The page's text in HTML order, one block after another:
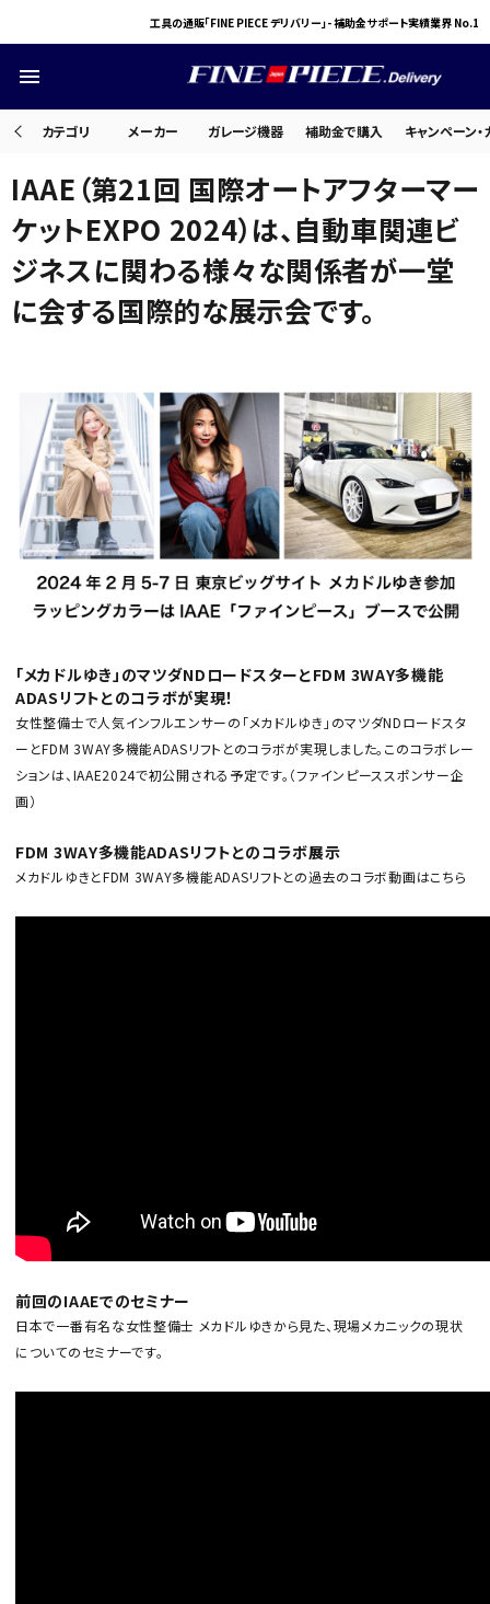
工具の通販「FINE PIECE デリバリー」- 補助金サポート実績業界 No.1
menu
カテゴリ メーカー ガレージ機器 補助金で購入 キャンペーン
ACCOUNT MENU
ようこそ ゲスト 様
カテゴリから選ぶ
メーカーから選ぶ
ガレージ機器
補助金で購入
IAAE（第21回 国際オートアフターマー
ケットEXPO 2024）は、自動車関連ビ
ジネスに関わる様々な関係者が一堂
に会する国際的な展示会です。
「メカドルゆき」のマツダNDロードスターとFDM 3WAY多機能
ADASリフトとのコラボが実現！
女性整備士で人気インフルエンサーの「メカドルゆき」のマツダNDロードスタ
ーとFDM 3WAY多機能ADASリフトとのコラボが実現しました。このコラボレー
ションは、IAAE2024で初公開される予定です。（ファインピーススポンサー企
画）
FDM 3WAY多機能ADASリフトとのコラボ展示
メカドルゆきとFDM 3WAY多機能ADASリフトとの過去のコラボ動画はこちら
前回のIAAEでのセミナー
日本で一番有名な女性整備士 メカドルゆきから見た、現場メカニックの現状
についてのセミナーです。